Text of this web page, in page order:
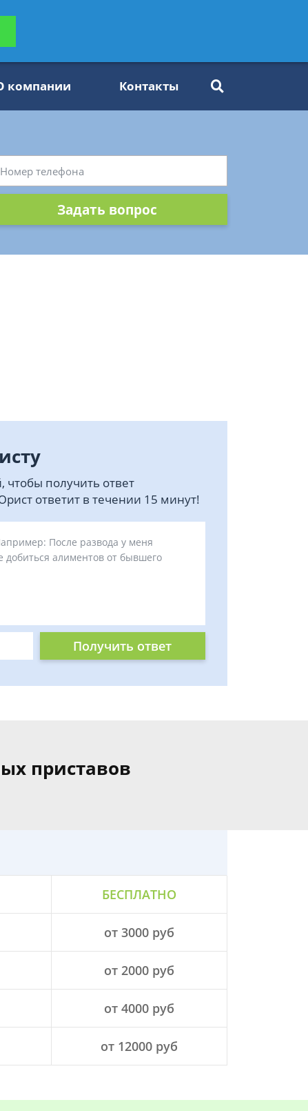
компании Контакты
Задать вопрос
чтобы получить ответ
ответит в течении 15 минут!
Получить ответ
приставов
БЕСПЛАТНО
от 3000 руб
от 2000 руб
от 4000 руб
от 12000 руб